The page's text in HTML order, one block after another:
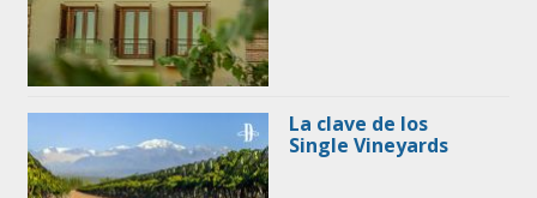
La clave de los
Single Vineyards